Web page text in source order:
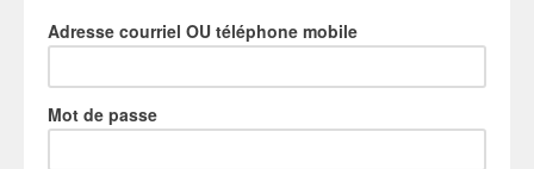
Adresse courriel OU téléphone mobile
Mot de passe